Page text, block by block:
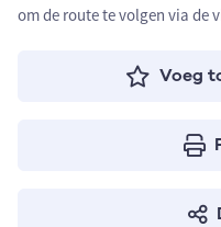
om de route te volgen via de
Voeg